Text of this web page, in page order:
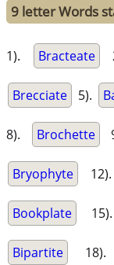
9 letter Words
1). Bracteate
Brecciate 5).
8). Brochette
Bryophyte 12).
Bookplate
Bipartite 18).